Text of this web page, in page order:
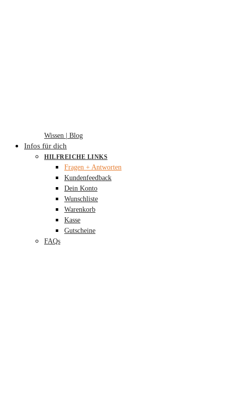
Wissen | Blog
Infos für dich
HILFREICHE LINKS
Fragen + Antworten
Kundenfeedback
Dein Konto
Wunschliste
Warenkorb
Kasse
Gutscheine
FAQs